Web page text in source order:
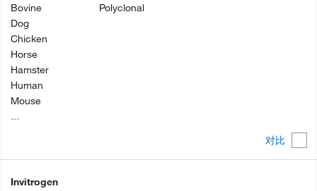
对比
Bovine
Dog
Chicken
Horse
Hamster
Human
Mouse
...
Polyclonal
Invitrogen